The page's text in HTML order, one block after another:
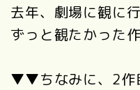
去年、劇場に観に
ずっと観たかった
▼▼ちなみに、2作